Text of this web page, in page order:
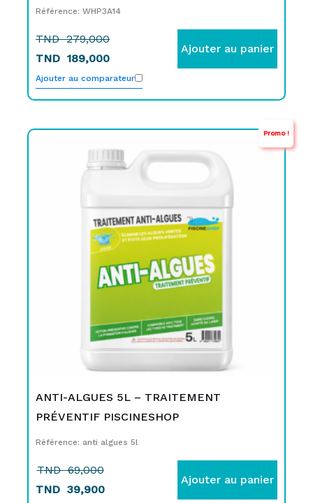
Référence: WHP3A14
TND279,000
TND 189,000
Ajouter au panier
Ajouter au comparateur
Promo !
ANTI-ALGUES 5L – TRAITEMENT
PRÉVENTIF PISCINESHOP
Référence: anti algues 5l
TND69,000
initial
TND
69,000.
TND 39,900
actuel
TND
39,900.
Ajouter au panier